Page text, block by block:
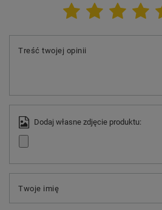
Treść twojej opinii
Dodaj własne zdjęcie produktu:
Twoje imię